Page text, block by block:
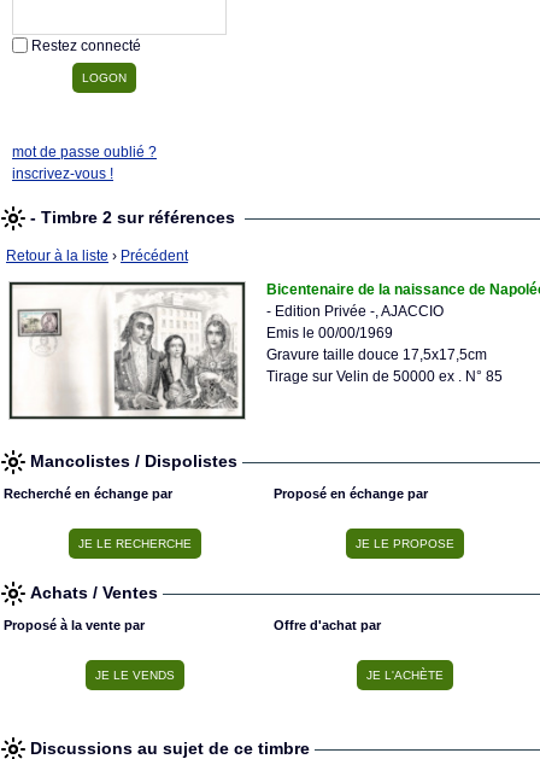
Restez connecté
mot de passe oublié ?
inscrivez-vous !
- Timbre 2 sur références
Retour à la liste › Précédent
Bicentenaire de la naissance de
- Edition Privée -, AJACCIO
Emis le 00/00/1969
Gravure taille douce 17,5x17,5cm
Tirage sur Velin de 50000 ex . N° 85
Mancolistes / Dispolistes
Recherché en échange par Proposé en échange par
Achats / Ventes
Proposé à la vente par Offre d'achat par
Discussions au sujet de ce timbre